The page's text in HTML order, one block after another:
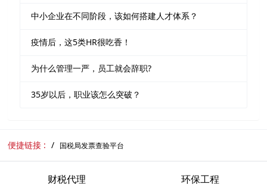
中小企业在不同阶段，该如何搭建人才体系？
疫情后，这5类HR很吃香！
为什么管理一严，员工就会辞职?
35岁以后，职业该怎么突破？
便捷链接 : 国税局发票查验平台
财税代理 环保工程